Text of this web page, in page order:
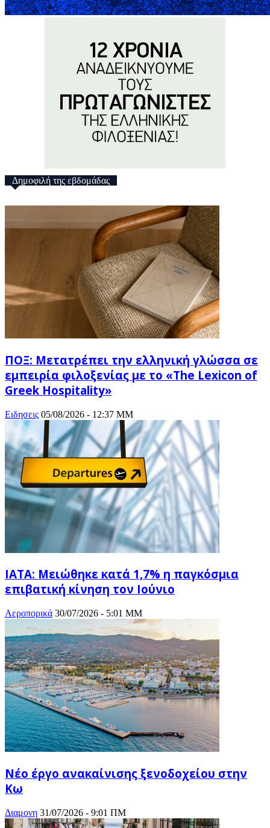
Δημοφιλή της εβδομάδας
ΠΟΞ: Μετατρέπει την ελληνική γλώσσα σε
εμπειρία φιλοξενίας με το «The Lexicon of
Greek Hospitality»
Ειδησεις 05/08/2026 - 12:37 ΜΜ
ΙΑΤΑ: Μειώθηκε κατά 1,7% η παγκόσμια
επιβατική κίνηση τον Ιούνιο
Αεροπορικά 30/07/2026 - 5:01 ΜΜ
Νέο έργο ανακαίνισης ξενοδοχείου στην
Κω
Διαμονη 31/07/2026 - 9:01 ΠΜ